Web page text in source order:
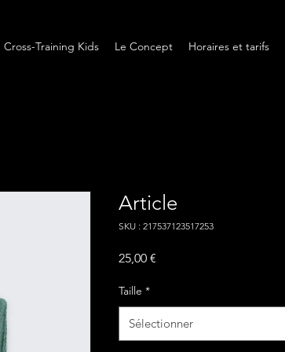
Cross-Training Kids Le Concept Horaires et tarifs
Article
SKU : 217537123517253
25,00 €
Taille *
Sélectionner